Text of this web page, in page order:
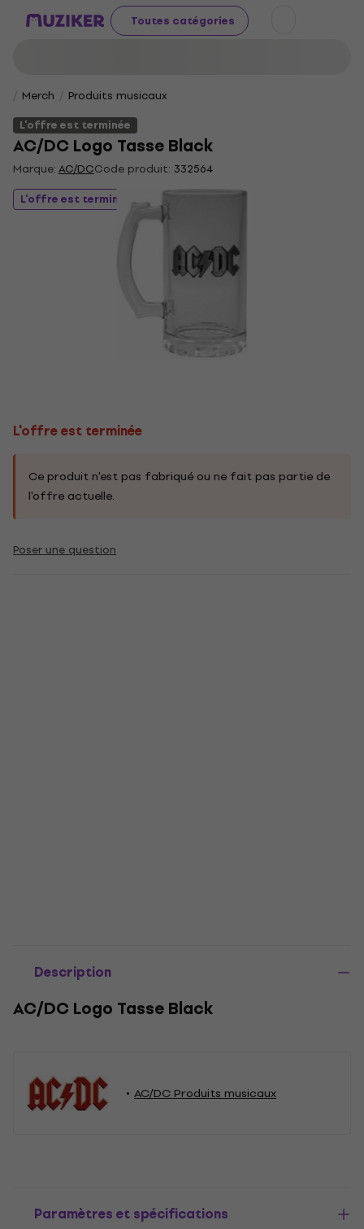
Toutes catégories
Merch
Produits musicaux
L'offre est terminée
AC/DC Logo Tasse Black
Marque:AC/DCCode produit: 332564
L'offre est terminée
L'offre est terminée
Ce produit n'est pas fabriqué ou ne fait pas partie de
l'offre actuelle.
Poser une question
Description
AC/DC Logo Tasse Black
AC/DC Produits musicaux
Paramètres et spécifications